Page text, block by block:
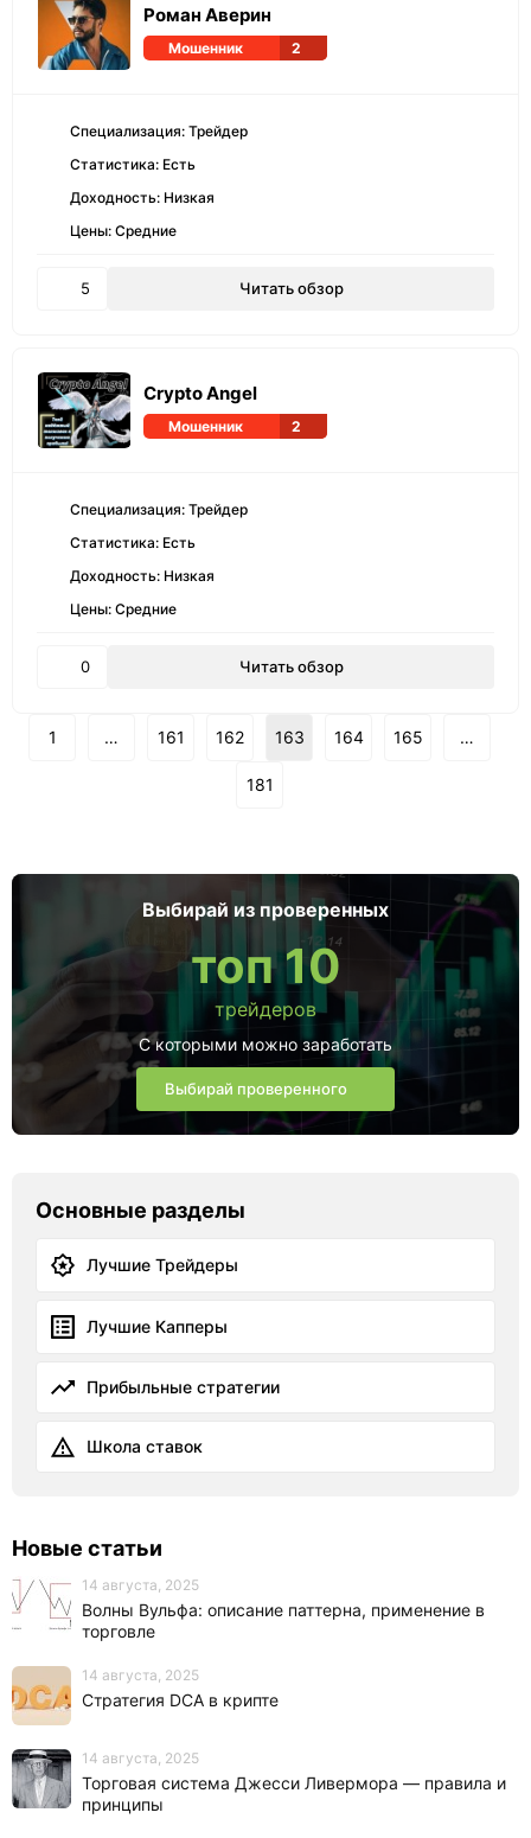
Роман Аверин
Мошенник 2
Специализация: Трейдер
Статистика: Есть
Доходность: Низкая
Цены: Средние
5 Читать обзор
Crypto Angel
Мошенник 2
Специализация: Трейдер
Статистика: Есть
Доходность: Низкая
Цены: Средние
0 Читать обзор
1 … 161 162 163 164 165 …
181
Выбирай из проверенных
топ 10
трейдеров
С которыми можно заработать
Выбирай проверенного
Основные разделы
Лучшие Трейдеры
Лучшие Капперы
Прибыльные стратегии
Школа ставок
Новые статьи
14 августа, 2025
Волны Вульфа: описание паттерна, применение в
торговле
14 августа, 2025
Стратегия DCA в крипте
14 августа, 2025
Торговая система Джесси Ливермора — правила и
принципы